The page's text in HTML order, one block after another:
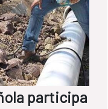
participa